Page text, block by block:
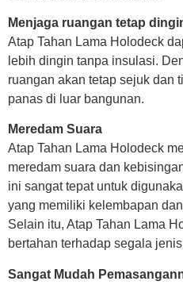
Menjaga ruangan tetap
Atap Tahan Lama Holodeck
lebih dingin tanpa insulasi.
ruangan akan tetap sejuk dan
panas di luar bangunan.
Meredam Suara
Atap Tahan Lama Holodeck
meredam suara dan
ini sangat tepat untuk
yang memiliki kelembapan
Selain itu, Atap Tahan Lama
bertahan terhadap segala
Sangat Mudah